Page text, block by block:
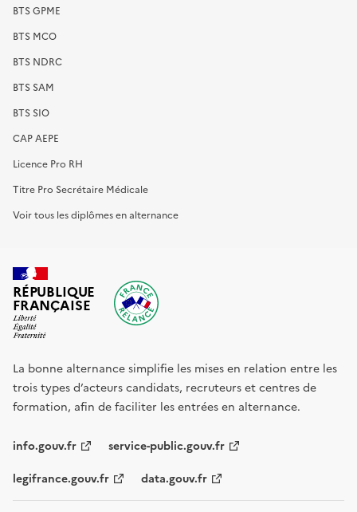
BTS GPME
BTS MCO
BTS NDRC
BTS SAM
BTS SIO
CAP AEPE
Licence Pro RH
Titre Pro Secrétaire Médicale
Voir tous les diplômes en alternance
RÉPUBLIQUE
FRANÇAISE
La bonne alternance simplifie les mises en relation entre les
trois types d’acteurs candidats, recruteurs et centres de
formation, afin de faciliter les entrées en alternance.
info.gouv.fr service-public.gouv.fr
legifrance.gouv.fr data.gouv.fr